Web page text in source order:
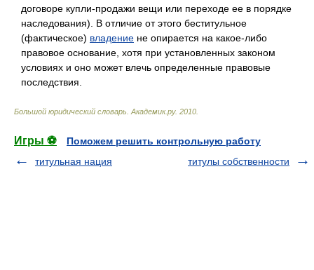
договоре купли-продажи вещи или переходе ее в порядке
наследования). В отличие от этого беститульное
(фактическое) владение не опирается на какое-либо
правовое основание, хотя при установленных законом
условиях и оно может влечь определенные правовые
последствия.
Большой юридический словарь Академик.ру. 2010
Игры ⚽
Поможем решить контрольную работу
титульная нация
титулы собственности